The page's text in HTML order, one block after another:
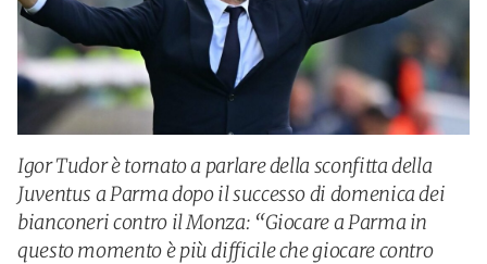
Igor Tudor è tornato a parlare della sconfitta della
Juventus a Parma dopo il successo di domenica dei
bianconeri contro il Monza: “Giocare a Parma in
questo momento è più difficile che giocare contro